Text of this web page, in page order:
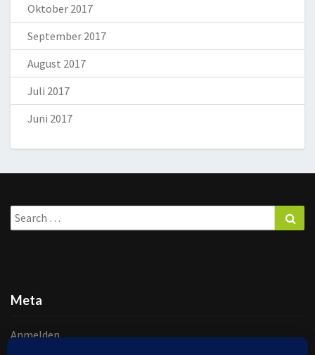
Oktober 2017
September 2017
August 2017
Juli 2017
Juni 2017
Search
for:
Meta
Anmelden